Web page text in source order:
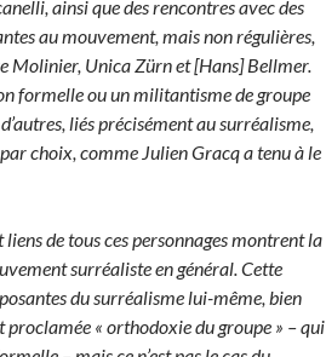
ainsi que des rencontres avec des
au mouvement, mais non régulières,
Molinier, Unica Zürn et [Hans] Bellmer.
formelle ou un militantisme de groupe
liés précisément au surréalisme,
choix, comme Julien Gracq a tenu à le
de tous ces personnages montrent la
surréaliste en général. Cette
du surréalisme lui-même, bien
proclamée « orthodoxie du groupe » – qui